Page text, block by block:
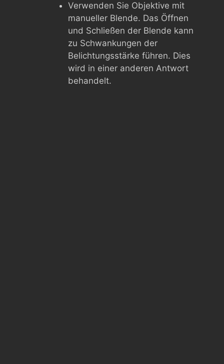
Verwenden Sie Objektive mit
manueller Blende. Das Öffnen
und Schließen der Blende kann
zu Schwankungen der
Belichtungsstärke führen. Dies
wird in einer anderen Antwort
behandelt.